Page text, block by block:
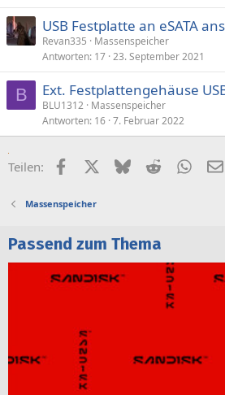
USB Festplatte an eSATA
Revan335
Massenspeicher
Antworten 17 23. September 2021
B Ext. Festplattengehäuse
BLU1312 Massenspeicher
Antworten 16 7. Februar 2022
Teilen: FacebookX (Twitter)
BlueskyReddit
Massenspeicher
Passend zum Thema